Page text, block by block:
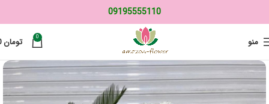
09195555110
منو 0 تومان0